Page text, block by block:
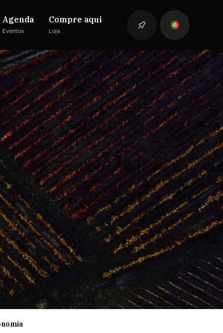
Agenda
Eventos
Compre aqui
Loja